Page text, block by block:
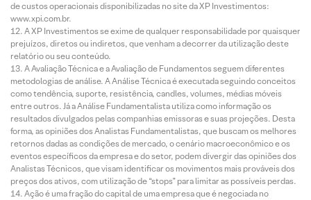
de custos operacionais disponibilizadas no site da XP Investimentos:
www.xpi.com.br.
A XP Investimentos se exime de qualquer responsabilidade por quaisquer
prejuízos, diretos ou indiretos, que venham a decorrer da utilização deste
relatório ou seu conteúdo.
A Avaliação Técnica e a Avaliação de Fundamentos seguem diferentes
metodologias de análise. A Análise Técnica é executada seguindo conceitos
como tendência, suporte, resistência, candles, volumes, médias móveis
entre outros. Já a Análise Fundamentalista utiliza como informação os
resultados divulgados pelas companhias emissoras e suas projeções. Desta
forma, as opiniões dos Analistas Fundamentalistas, que buscam os melhores
retornos dadas as condições de mercado, o cenário macroeconômico e os
eventos específicos da empresa e do setor, podem divergir das opiniões dos
Analistas Técnicos, que visam identificar os movimentos mais prováveis dos
preços dos ativos, com utilização de “stops” para limitar as possíveis perdas.
Ação é uma fração do capital de uma empresa que é negociada no